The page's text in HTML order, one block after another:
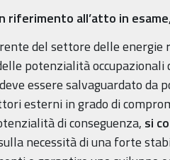
riferimento all’atto in
del settore delle energie
potenzialità occupazionali
essere salvaguardato da
esterni in grado di
di conseguenza, si
necessità di una forte